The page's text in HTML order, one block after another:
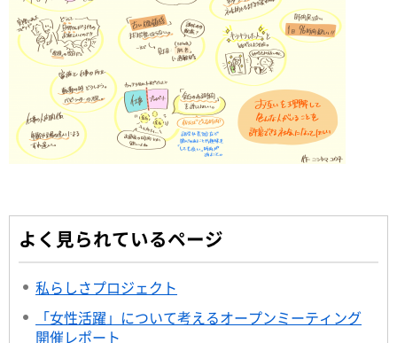
よく見られているページ
私らしさプロジェクト
「女性活躍」について考えるオープンミーティング
開催レポート